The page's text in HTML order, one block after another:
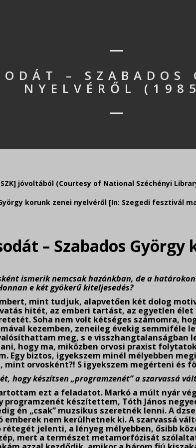
– SZABADOS
NYELVÉRŐL
jóvoltából (Courtesy of National Széchényi
korunk zenei nyelvéről [In: Szegedi fesztivál
– Szabados
ismerik nemcsak hazánkban, de a
e két gyökerű kiteljesedés?
mint tudjuk, alapvetően két dolog
hitét, az emberi tartást, az egyetlen
Soha nem volt kétséges számomra,
kezemben, zeneileg évekig semmiféle
meg, s e
hogy ma, miközben orvosi praxist
Egy biztos, igyekszem minél mélyebben
orvosként?! S igyekszem megérteni és
hogy készítsen „programzenét” a szarvassá
ezt a feladatot. Markó a múlt nyár
készítettem, Tóth János
én „csak” muzsikus szeretnék lenni. A
nem kerülhetnek ki. A szarvassá
jelenti, a lényeg mélyebben, ősibb
mert a természet metamorfózisát